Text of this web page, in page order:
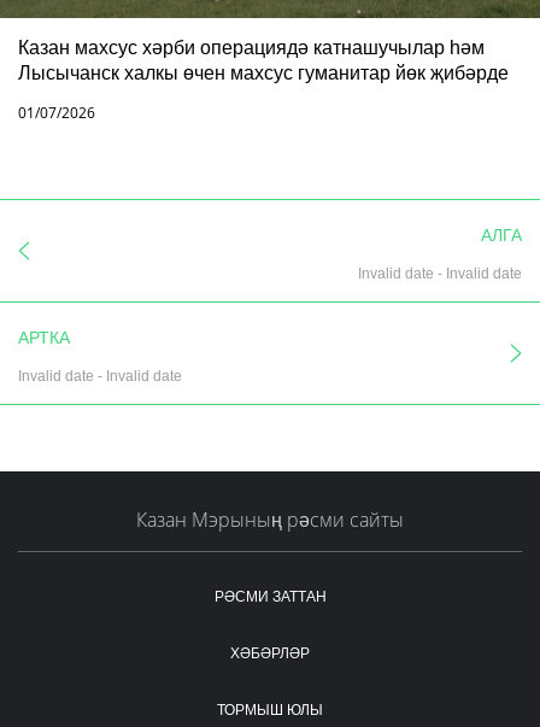
Казан махсус хәрби операциядә катнашучылар һәм
Лысычанск халкы өчен махсус гуманитар йөк җибәрде
01/07/2026
АЛГА
Invalid date - Invalid date
АРТКА
Invalid date - Invalid date
Казан Мэрының рәсми сайты
РӘСМИ ЗАТТАН
ХӘБӘРЛӘР
ТОРМЫШ ЮЛЫ